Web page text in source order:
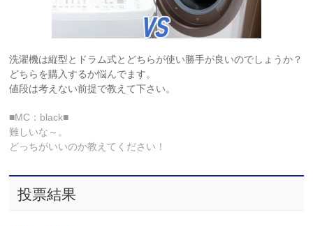
洗濯機は縦型とドラム式とどちらが使い勝手が良いのでしょうか？
どちらを購入するか悩んでます。
値段は考えない前提で教えて下さい。
■MC：black■
難しいな～。
どっちがいいのか教えてください！
投票結果